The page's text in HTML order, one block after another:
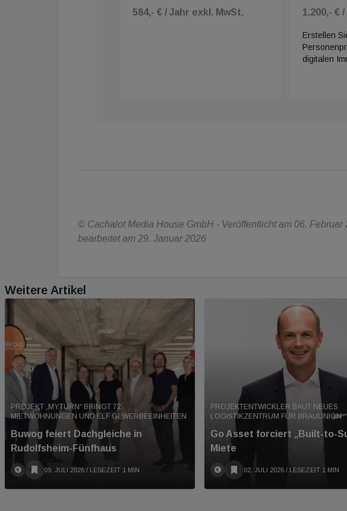
584,- € / Jahr exkl. MwSt.
1.200,- €
Erstellen
digitalen
© Cachalot Media House GmbH - Veröffentlicht am 06. Februar
bearbeitet am 29. Januar 2026
Weitere Artikel
PROJEKT „MY.TURN“ BRINGT 72
MIETWOHNUNGEN UND ELF GEWERBEEINHEITEN
Buwog feiert Dachgleiche in
Rudolfsheim-Fünfhaus
09. JULI 2026 / LESEZEIT 1 MIN
PROJEKTENTWICKLER BAUT NEUES
LOGISTIKZENTRUM FÜR BRAUUNION
Go Asset forciert „Built-to-
Miete
02. JULI 2026 / LESEZEIT 1 MIN